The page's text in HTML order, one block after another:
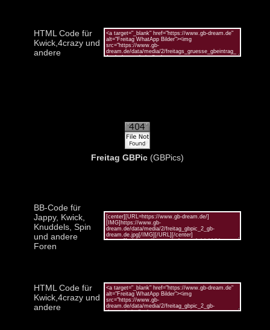
HTML Code für
Kwick,4crazy und
andere
Freitag GBPic(GBPics)
BB-Code für
Jappy, Kwick,
Knuddels, Spin
und andere
Foren
HTML Code für
Kwick,4crazy und
andere